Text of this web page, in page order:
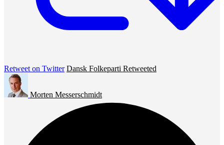
Retweet on Twitter Dansk Folkeparti Retweeted
Morten Messerschmidt